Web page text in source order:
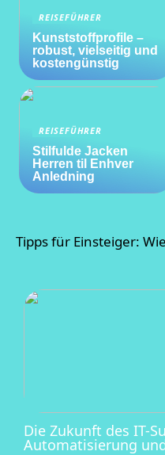
REISEFÜHRER
Kunststoffprofile –
robust, vielseitig und
kostengünstig
REISEFÜHRER
Stilfulde Jacken
Herren til Enhver
Anledning
Tipps für Einsteiger:
Die Zukunft des IT-
Automatisierung